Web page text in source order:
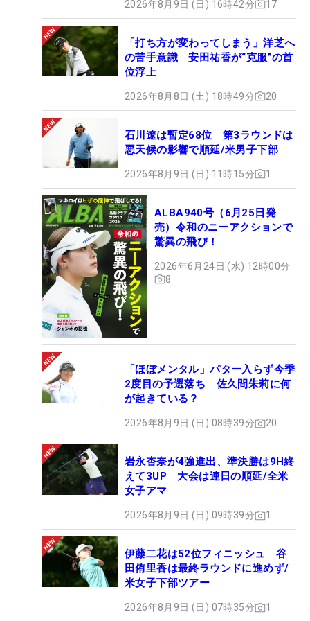
2026年8月9日 (日) 16時42分 17
「打ち方が変わってしまう」洋芝へ
の苦手意識 安田祐香が“克服”の首
位浮上
2026年8月8日 (土) 18時49分 20
石川遼は暫定68位 第3ラウンドは
悪天候の影響で順延/米男子下部
2026年8月9日 (日) 11時15分 1
ALBA940号（6月25日発
売）令和のニーアクションで
驚異の飛び！
2026年6月24日 (水) 12時00分
8
「ほぼメンタル」パター入らず今季
2度目の予選落ち 佐久間朱莉に何
が起きている？
2026年8月9日 (日) 08時39分 20
岩永杏奈が4強進出、準決勝は9H終
えて3UP 大会は連日の順延/全米
女子アマ
2026年8月9日 (日) 09時39分 1
伊藤二花は52位フィニッシュ 谷
田侑里香は最終ラウンドに進めず/
米女子下部ツアー
2026年8月9日 (日) 07時35分 1